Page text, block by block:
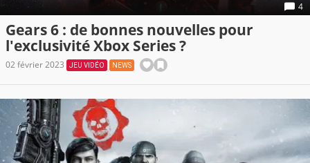
4
Gears 6 : de bonnes nouvelles pour
l'exclusivité Xbox Series ?
02 février 2023 JEU VIDÉO NEWS